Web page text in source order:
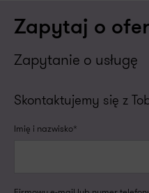
Zapytaj o
Zapytanie o usługę
Skontaktujemy się z
Imię i nazwisko*